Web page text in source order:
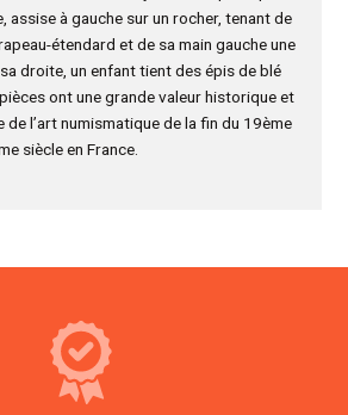
assise à gauche sur un rocher, tenant de
étendard et de sa main gauche une
droite, un enfant tient des épis de blé
ont une grande valeur historique et
de l’art numismatique de la fin du 19ème
siècle en France.